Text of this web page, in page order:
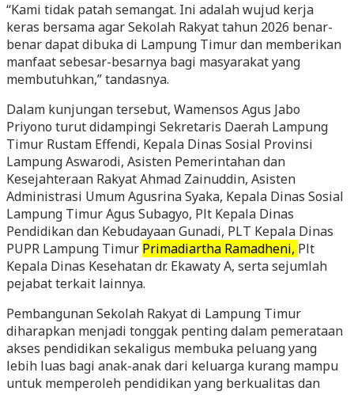
“Kami tidak patah semangat. Ini adalah wujud kerja
keras bersama agar Sekolah Rakyat tahun 2026 benar-
benar dapat dibuka di Lampung Timur dan memberikan
manfaat sebesar-besarnya bagi masyarakat yang
membutuhkan,” tandasnya.
Dalam kunjungan tersebut, Wamensos Agus Jabo
Priyono turut didampingi Sekretaris Daerah Lampung
Timur Rustam Effendi, Kepala Dinas Sosial Provinsi
Lampung Aswarodi, Asisten Pemerintahan dan
Kesejahteraan Rakyat Ahmad Zainuddin, Asisten
Administrasi Umum Agusrina Syaka, Kepala Dinas Sosial
Lampung Timur Agus Subagyo, Plt Kepala Dinas
Pendidikan dan Kebudayaan Gunadi, PLT Kepala Dinas
PUPR Lampung Timur Primadiartha Ramadheni, Plt
Kepala Dinas Kesehatan dr. Ekawaty A, serta sejumlah
pejabat terkait lainnya.
Pembangunan Sekolah Rakyat di Lampung Timur
diharapkan menjadi tonggak penting dalam pemerataan
akses pendidikan sekaligus membuka peluang yang
lebih luas bagi anak-anak dari keluarga kurang mampu
untuk memperoleh pendidikan yang berkualitas dan